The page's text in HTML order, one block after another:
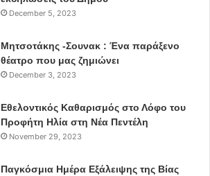
December 5, 2023
Μητσοτάκης -Σουνακ : Ένα παράξενο
θέατρο που μας ζημιώνει
December 3, 2023
Εθελοντικός Καθαρισμός στο Λόφο του
Προφήτη Ηλία στη Νέα Πεντέλη
November 29, 2023
Παγκόσμια Ημέρα Εξάλειψης της Βίας